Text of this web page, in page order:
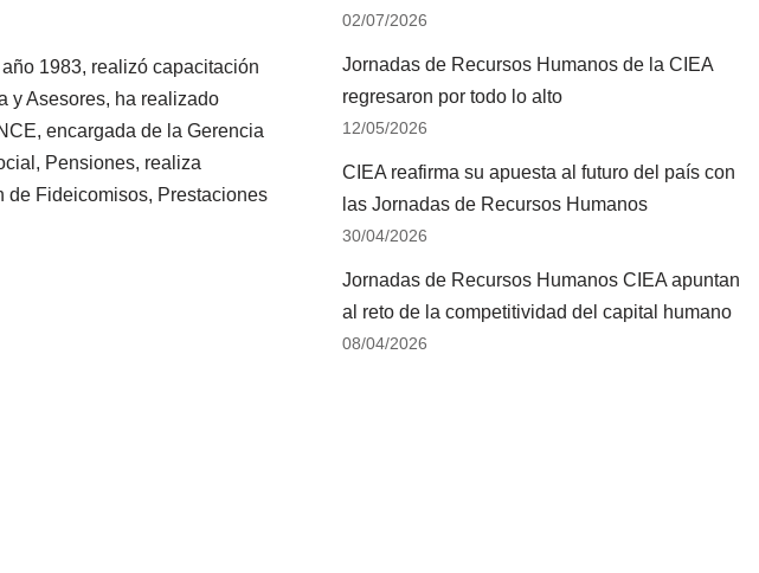
1983, realizó capacitación
y Asesores, ha realizado
encargada de la Gerencia
Pensiones, realiza
de Fideicomisos, Prestaciones
02/07/2026
Jornadas de Recursos Humanos de la CIEA
regresaron por todo lo alto
12/05/2026
CIEA reafirma su apuesta al futuro del país con
las Jornadas de Recursos Humanos
30/04/2026
Jornadas de Recursos Humanos CIEA apuntan
al reto de la competitividad del capital humano
08/04/2026